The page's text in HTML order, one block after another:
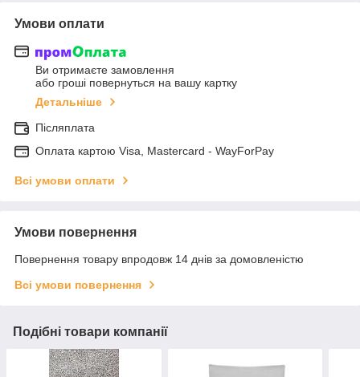
Умови оплати
Ви отримаєте замовлення
або гроші повернуться на вашу картку
Детальніше
Післяплата
Оплата картою Visa, Mastercard - WayForPay
Всі умови оплати
Умови повернення
Повернення товару впродовж 14 днів за домовленістю
Всі умови повернення
Подібні товари компанії